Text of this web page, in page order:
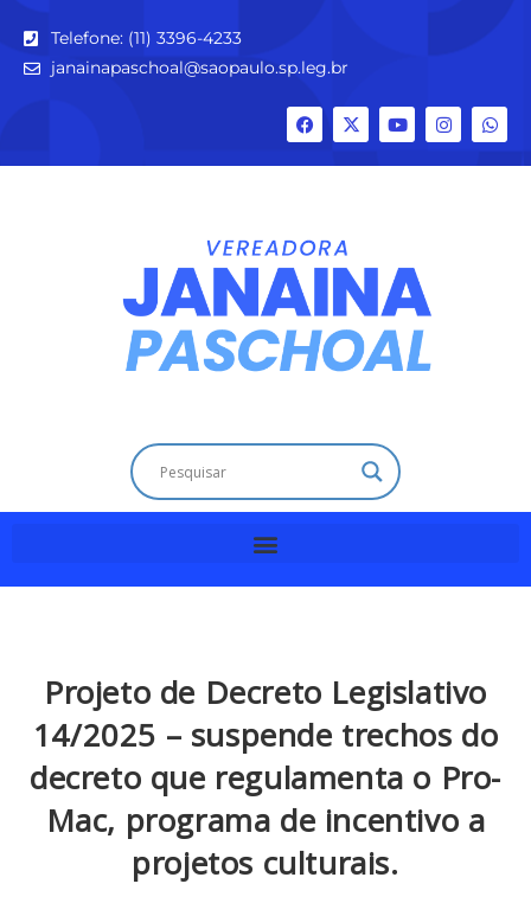
Telefone: (11) 3396-4233
janainapaschoal@saopaulo.sp.leg.br
Projeto de Decreto Legislativo
14/2025 – suspende trechos do
decreto que regulamenta o Pro-
Mac, programa de incentivo a
projetos culturais.